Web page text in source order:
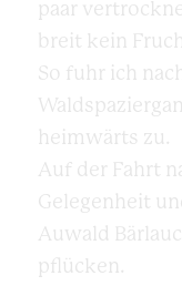
paar
breit kein
So fuhr ich
heimwärts zu.
Auf der Fahrt
Gelegenheit
Auwald
pflücken.